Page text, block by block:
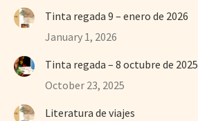
Tinta regada 9 – enero de 2026
January 1, 2026
Tinta regada – 8 octubre de 2025
October 23, 2025
Literatura de viajes